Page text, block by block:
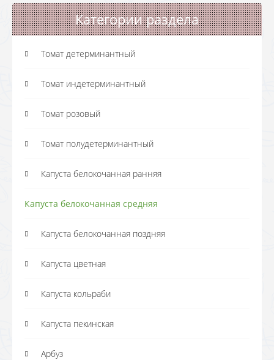
Категории раздела
Томат детерминантный
Томат индетерминантный
Томат розовый
Томат полудетерминантный
Капуста белокочанная ранняя
Капуста белокочанная средняя
Капуста белокочанная поздняя
Капуста цветная
Капуста кольраби
Капуста пекинская
Арбуз